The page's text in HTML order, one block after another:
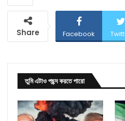
Share Facebook
তুমি এটাও পছন্দ করতে পারো